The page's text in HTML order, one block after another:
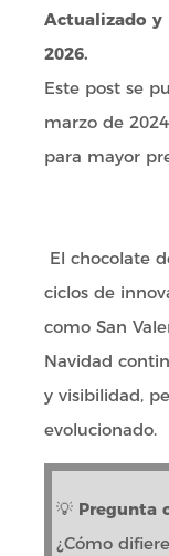
Actualizado y
2026.
Este post se
marzo de
para mayor
El chocolate
ciclos de
como San
Navidad
y visibilidad,
evolucionado.
💡 Pregunta
¿Cómo